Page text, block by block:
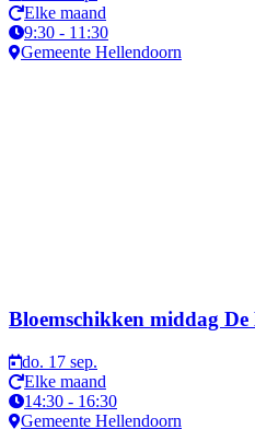
Elke maand
9:30 - 11:30
Gemeente Hellendoorn
Bloemschikken middag De
do. 17 sep.
Elke maand
14:30 - 16:30
Gemeente Hellendoorn